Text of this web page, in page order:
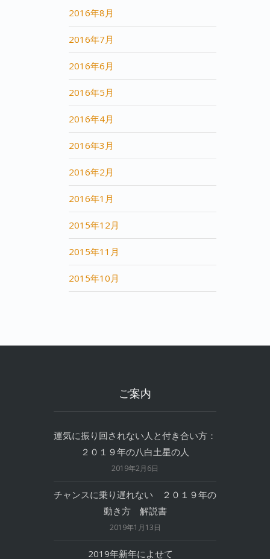
2016年8月
2016年7月
2016年6月
2016年5月
2016年4月
2016年3月
2016年2月
2016年1月
2015年12月
2015年11月
2015年10月
ご案内
運気に振り回されない人と付き合い方：
２０１９年の八白土星の人
2019年2月6日
チャンスに乗り遅れない ２０１９年の
動き方 解説書
2019年1月13日
2019年新年によせて